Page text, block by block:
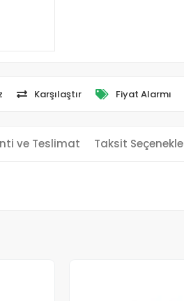
Karşılaştır Fiyat Alarmı
ve Teslimat Taksit